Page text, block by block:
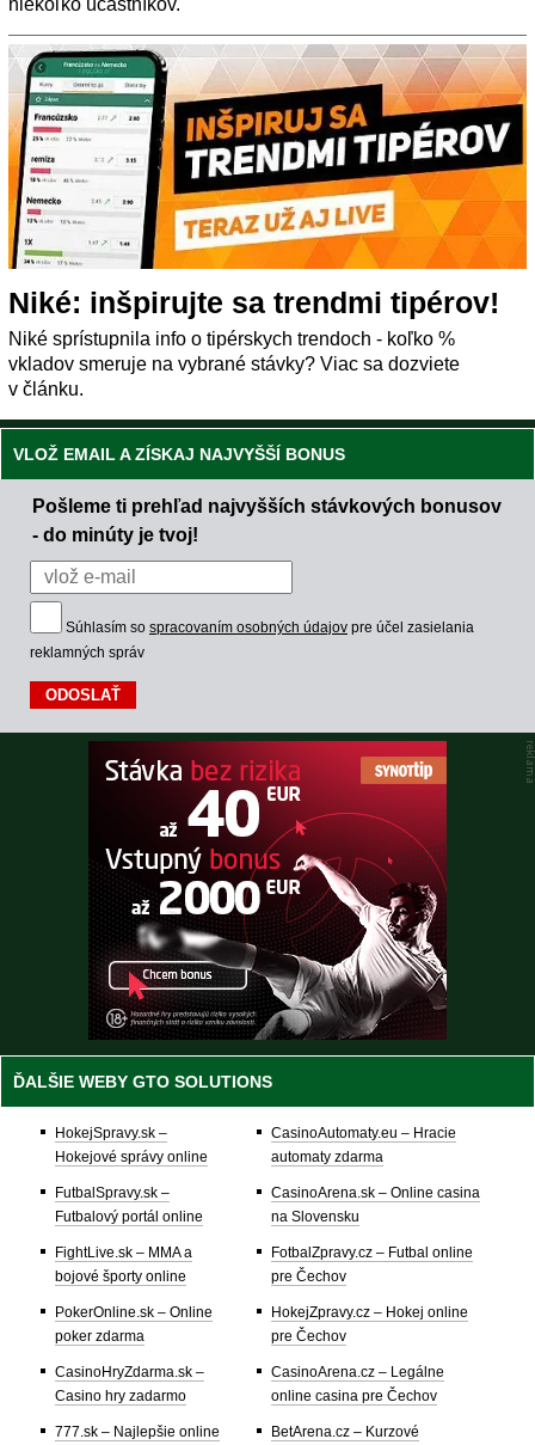
Niké: inšpirujte sa trendmi tipérov!
Niké sprístupnila info o tipérskych trendoch - koľko %
vkladov smeruje na vybrané stávky? Viac sa dozviete
v článku.
VLOŽ EMAIL A ZÍSKAJ NAJVYŠŠÍ BONUS
Pošleme ti prehľad najvyšších stávkových bonusov
- do minúty je tvoj!
Súhlasím so spracovaním osobných údajov pre účel zasielania
reklamných správ
ĎALŠIE WEBY GTO SOLUTIONS
HokejSpravy.sk –
Hokejové správy online
FutbalSpravy.sk –
Futbalový portál online
FightLive.sk – MMA a
bojové športy online
PokerOnline.sk – Online
poker zdarma
CasinoHryZdarma.sk –
Casino hry zadarmo
777.sk – Najlepšie online
CasinoAutomaty.eu – Hracie
automaty zdarma
CasinoArena.sk – Online casina
na Slovensku
FotbalZpravy.cz – Futbal online
pre Čechov
HokejZpravy.cz – Hokej online
pre Čechov
CasinoArena.cz – Legálne
online casina pre Čechov
BetArena.cz – Kurzové